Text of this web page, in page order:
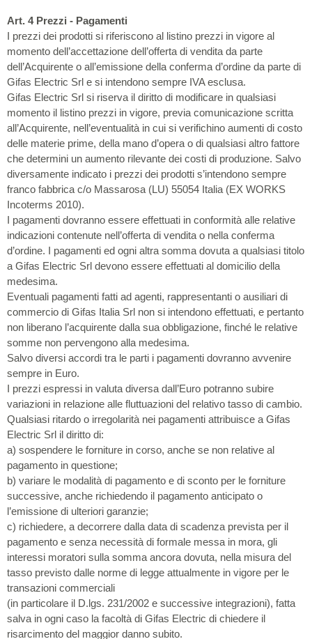
Art. 4 Prezzi - Pagamenti
I prezzi dei prodotti si riferiscono al listino prezzi in vigore al
momento dell’accettazione dell’offerta di vendita da parte
dell’Acquirente o all’emissione della conferma d’ordine da parte di
Gifas Electric Srl e si intendono sempre IVA esclusa.
Gifas Electric Srl si riserva il diritto di modificare in qualsiasi
momento il listino prezzi in vigore, previa comunicazione scritta
all’Acquirente, nell’eventualità in cui si verifichino aumenti di costo
delle materie prime, della mano d’opera o di qualsiasi altro fattore
che determini un aumento rilevante dei costi di produzione. Salvo
diversamente indicato i prezzi dei prodotti s’intendono sempre
franco fabbrica c/o Massarosa (LU) 55054 Italia (EX WORKS
Incoterms 2010).
I pagamenti dovranno essere effettuati in conformità alle relative
indicazioni contenute nell’offerta di vendita o nella conferma
d’ordine. I pagamenti ed ogni altra somma dovuta a qualsiasi titolo
a Gifas Electric Srl devono essere effettuati al domicilio della
medesima.
Eventuali pagamenti fatti ad agenti, rappresentanti o ausiliari di
commercio di Gifas Italia Srl non si intendono effettuati, e pertanto
non liberano l’acquirente dalla sua obbligazione, finché le relative
somme non pervengono alla medesima.
Salvo diversi accordi tra le parti i pagamenti dovranno avvenire
sempre in Euro.
I prezzi espressi in valuta diversa dall’Euro potranno subire
variazioni in relazione alle fluttuazioni del relativo tasso di cambio.
Qualsiasi ritardo o irregolarità nei pagamenti attribuisce a Gifas
Electric Srl il diritto di:
a) sospendere le forniture in corso, anche se non relative al
pagamento in questione;
b) variare le modalità di pagamento e di sconto per le forniture
successive, anche richiedendo il pagamento anticipato o
l’emissione di ulteriori garanzie;
c) richiedere, a decorrere dalla data di scadenza prevista per il
pagamento e senza necessità di formale messa in mora, gli
interessi moratori sulla somma ancora dovuta, nella misura del
tasso previsto dalle norme di legge attualmente in vigore per le
transazioni commerciali
(in particolare il D.lgs. 231/2002 e successive integrazioni), fatta
salva in ogni caso la facoltà di Gifas Electric di chiedere il
risarcimento del maggior danno subito.